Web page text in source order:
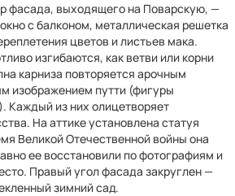
фасада, выходящего на Поварскую, —
с балконом, металлическая решетка
цветов и листьев мака.
изгибаются, как ветви или корни
карниза повторяется арочным
изображением путти (фигуры
Каждый из них олицетворяет
На аттике установлена статуя
Великой Отечественной войны она
ее восстановили по фотографиям и
Правый угол фасада закруглен —
зимний сад.